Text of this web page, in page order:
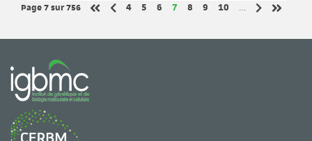
Page 7sur 756
Page
4 Page
5 Page
6 Page
7 Page
8 Page
9 Page
10
…